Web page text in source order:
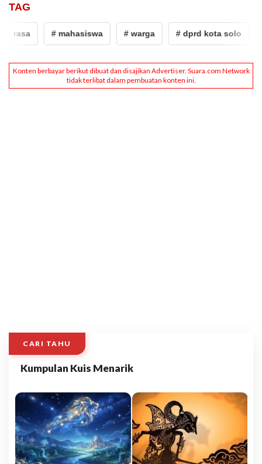
TAG
rasa # mahasiswa # warga # dprd kota solo
CARI TAHU
Kumpulan Kuis Menarik